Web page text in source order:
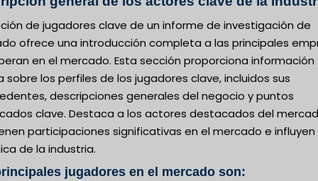
de jugadores clave de un informe de investigación de
ofrece una introducción completa a las principales
en el mercado. Esta sección proporciona información
sobre los perfiles de los jugadores clave, incluidos sus
descripciones generales del negocio y puntos
clave. Destaca a los actores destacados del
participaciones significativas en el mercado e influyen
de la industria.
jugadores en el mercado son: